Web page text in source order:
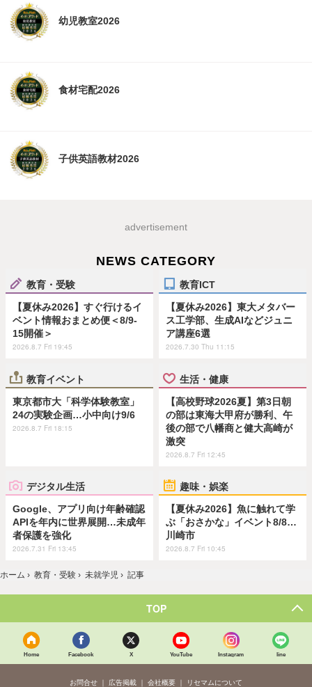
幼児教室2026
食材宅配2026
子供英語教材2026
advertisement
NEWS CATEGORY
教育・受験
【夏休み2026】すぐ行けるイ
ベント情報おまとめ便＜8/9-
15開催＞
2026.8.7 Fri 19:45
教育ICT
【夏休み2026】東大メタバー
ス工学部、生成AIなどジュニ
ア講座6選
2026.7.30 Thu 11:15
教育イベント
東京都市大「科学体験教室」
24の実験企画…小中向け9/6
2026.8.7 Fri 18:15
生活・健康
【高校野球2026夏】第3日朝
の部は東海大甲府が勝利、午
後の部で八幡商と健大高崎が
激突
2026.8.7 Fri 12:45
デジタル生活
Google、アプリ向け年齢確認
APIを年内に世界展開…未成年
者保護を強化
2026.7.31 Fri 13:45
趣味・娯楽
【夏休み2026】魚に触れて学
ぶ「おさかな」イベント8/8…
川崎市
2026.8.7 Fri 10:45
ホーム › 教育・受験 › 未就学児 › 記事
TOP
Home Facebook X YouTube Instagram line
お問合せ 広告掲載 会社概要 リセマムについて